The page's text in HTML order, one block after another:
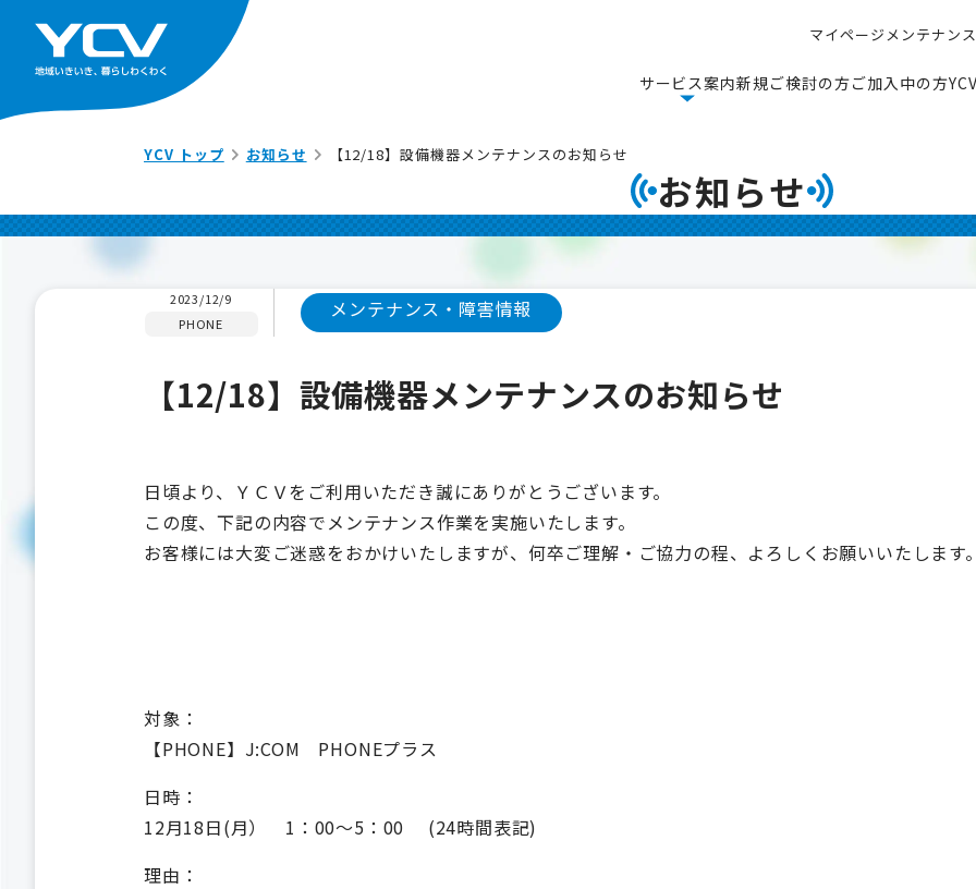
マイページ メ ンテナ ン ス
サービ ス案内
ビス
新規ご検討の方ご加入 中の方YC
YCV トップ お知らせ 【12/18】設備機器メンテナンスのお知らせ
お知らせ
2023/12/9
PHONE
メンテナンス・障害情報
【12/18】設備機器メンテナンスのお知らせ
日頃より、ＹＣＶをご利用いただき誠にありがとうございます。
この度、下記の内容でメンテナンス作業を実施いたします。
お客様には大変ご迷惑をおかけいたしますが、何卒ご理解・ご協力の程、よろしくお願いいたします
対象：
【PHONE】J:COM PHONEプラス
日時：
12月18日(月） 1：00～5：00 (24時間表記)
理由：